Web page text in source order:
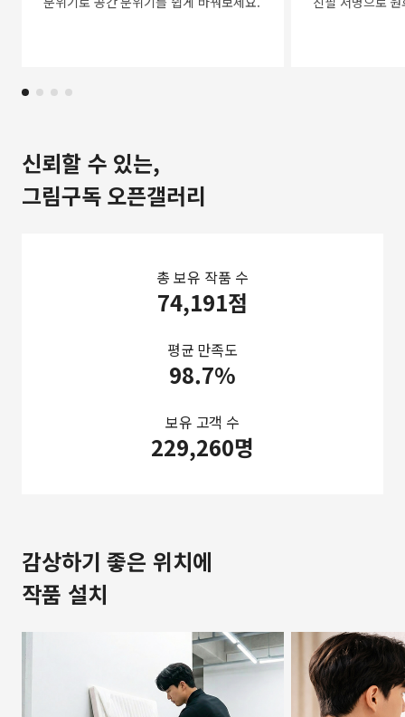
신뢰할 수 있는,
그림구독 오픈갤러리
총 보유 작품 수
74,191점
평균 만족도
98.7%
보유 고객 수
229,260명
감상하기 좋은 위치에
작품 설치